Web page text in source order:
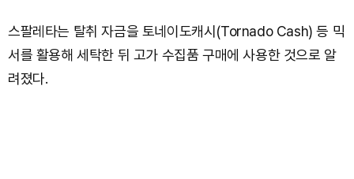
스팔레타는 탈취 자금을 토네이도캐시(Tornado Cash) 등 믹
서를 활용해 세탁한 뒤 고가 수집품 구매에 사용한 것으로 알
려졌다.